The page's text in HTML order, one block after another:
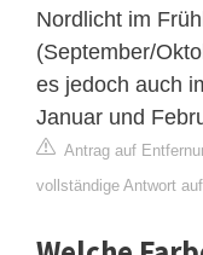
Nordlicht im
(September/
es jedoch auch
Januar und
Antrag auf
vollständige Antwort